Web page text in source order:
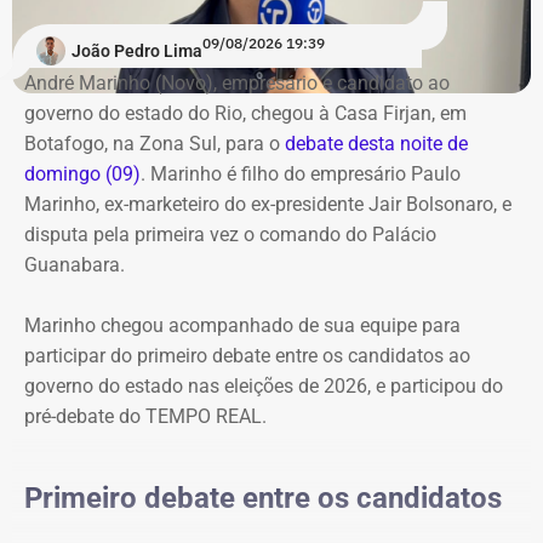
Garotinho (Republicanos), Douglas Ruas (PL) e Willian
Siri (PSOL). O candidato Eduardo Paes (PSD) informou
na noite anterior que não iria comparecer.
Acompanhe a cobertura especial do TEMPO REAL pelo
Instagram do portal, com transmissão e atualizações nos
Stories, e ao vivo pelo YouTube.
obrigatoriamente o último a responder. Os candidatos
também terão uma nova rodada de confrontos com
temas livres, seguindo o mesmo controle de tempo por
cronômetro.
O debate marca a estreia do TEMPO REAL na cobertura
de uma eleição estadual. O portal já havia acompanhado
as eleições municipais de 2024 em todo o estado do Rio
e, agora, amplia a cobertura para a disputa pelo governo
Acompanhe a transmissão e a cobertura em tempo real
do primeiro debate entre os candidatos ao governo do
Rio.
João Pedro Lima09/08/2026 19:39
André Marinho (Novo), empresário e candidato ao
governo do estado do Rio, chegou à Casa Firjan, em
Botafogo, na Zona Sul, para o debate desta noite de
domingo (09). Marinho é filho do empresário Paulo
Marinho, ex-marketeiro do ex-presidente Jair Bolsonaro, e
disputa pela primeira vez o comando do Palácio
Guanabara.
Marinho chegou acompanhado de sua equipe para
participar do primeiro debate entre os candidatos ao
governo do estado nas eleições de 2026, e participou do
pré-debate do TEMPO REAL.
Primeiro debate entre os candidatos